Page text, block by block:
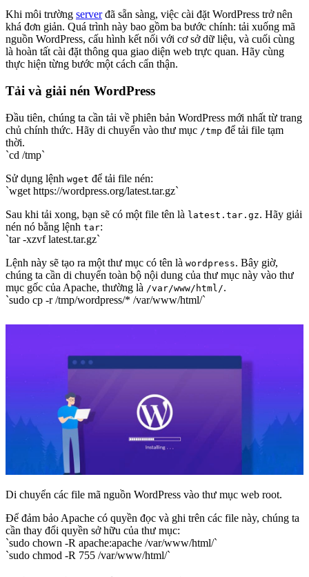
Khi môi trường serverđã sẵn sàng, việc cài đặt WordPress trở nên
khá đơn giản. Quá trình này bao gồm ba bước chính: tải xuống mã
nguồn WordPress, cấu hình kết nối với cơ sở dữ liệu, và cuối cùng
là hoàn tất cài đặt thông qua giao diện web trực quan. Hãy cùng
thực hiện từng bước một cách cẩn thận.
Tải và giải nén WordPress
Đầu tiên, chúng ta cần tải về phiên bản WordPress mới nhất từ trang
chủ chính thức. Hãy di chuyển vào thư mục /tmp để tải file tạm
thời.
`cd /tmp`
Sử dụng lệnh wget để tải file nén:
`wget https://wordpress.org/latest.tar.gz`
Sau khi tải xong, bạn sẽ có một file tên là latest.tar.gz. Hãy giải
nén nó bằng lệnh tar:
`tar -xzvf latest.tar.gz`
Lệnh này sẽ tạo ra một thư mục có tên là wordpress. Bây giờ,
chúng ta cần di chuyển toàn bộ nội dung của thư mục này vào thư
mục gốc của Apache, thường là /var/www/html/.
`sudo cp -r /tmp/wordpress/* /var/www/html/`
Di chuyển các file mã nguồn WordPress vào thư mục web root.
Để đảm bảo Apache có quyền đọc và ghi trên các file này, chúng ta
cần thay đổi quyền sở hữu của thư mục:
`sudo chown -R apache:apache /var/www/html/`
`sudo chmod -R 755 /var/www/html/`